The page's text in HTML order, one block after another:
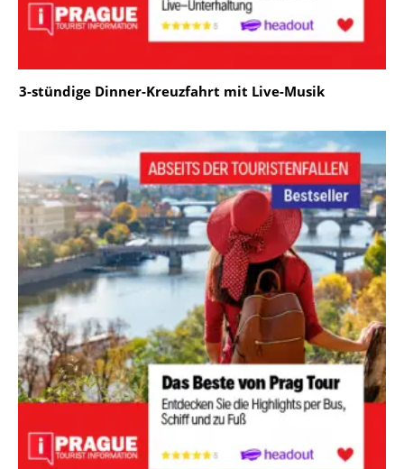
3-stündige Dinner-Kreuzfahrt mit Live-Musik